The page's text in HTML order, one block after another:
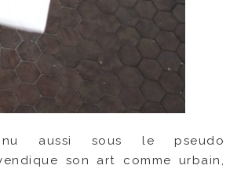
aussi sous le pseudo
son art comme urbain,